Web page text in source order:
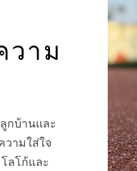
วาม
กบ้านและ
วามใส่ใจ
ลโก้และ